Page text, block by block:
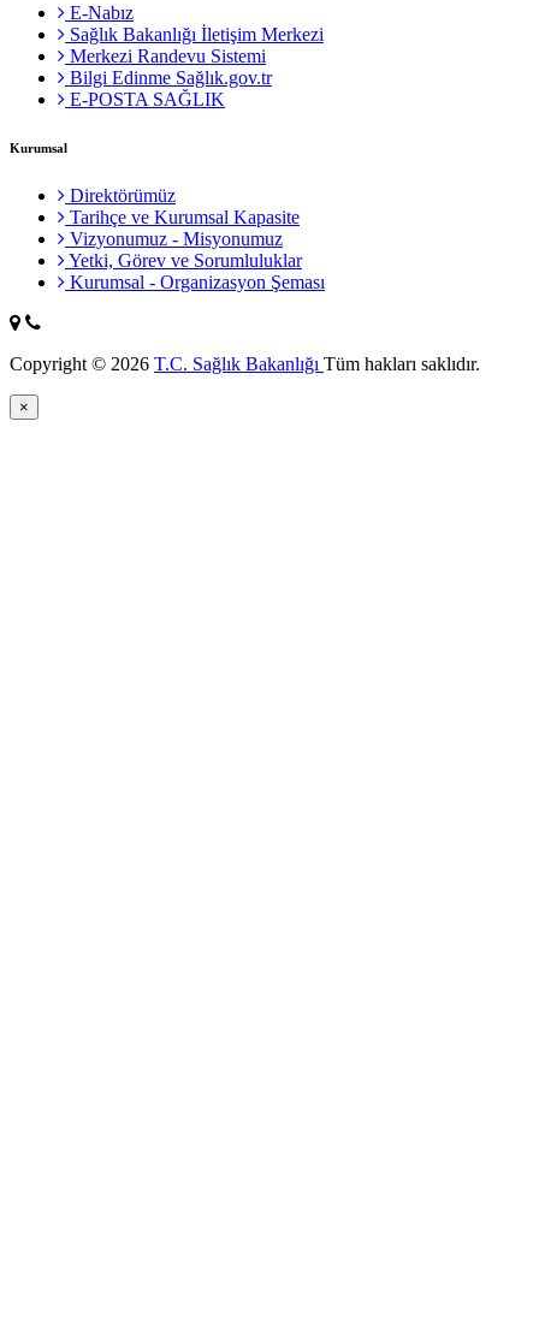
E-Nabız
Sağlık Bakanlığı İletişim Merkezi
Merkezi Randevu Sistemi
Bilgi Edinme Sağlık.gov.tr
E-POSTA SAĞLIK
Kurumsal
Direktörümüz
Tarihçe ve Kurumsal Kapasite
Vizyonumuz - Misyonumuz
Yetki, Görev ve Sorumluluklar
Kurumsal - Organizasyon Şeması
Copyright © 2026 T.C. Sağlık Bakanlığı Tüm hakları saklıdır.
×